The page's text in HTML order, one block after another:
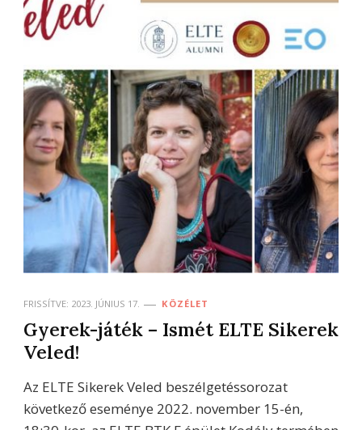
FRISSÍTVE: 2023. JÚNIUS 17. KÖZÉLET
Gyerek-játék – Ismét ELTE Sikerek
Veled!
Az ELTE Sikerek Veled beszélgetéssorozat
következő eseménye 2022. november 15-én,